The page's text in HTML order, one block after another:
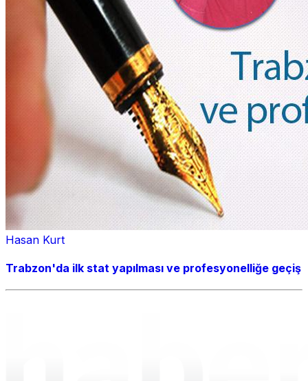
Hasan Kurt
Trabzon'da ilk stat yapılması ve profesyonelliğe geçiş